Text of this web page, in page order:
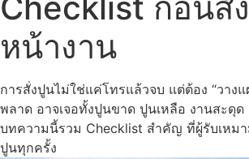
หน้างาน
การสั่งปูนไม่ใช่แค่โทรแล้วจบ แต่ต้อง “วาง
พลาด อาจเจอทั้งปูนขาด ปูนเหลือ งานสะดุด
บทความนี้รวม Checklist สำคัญ ที่ผู้รับเหม
ปูนทุกครั้ง